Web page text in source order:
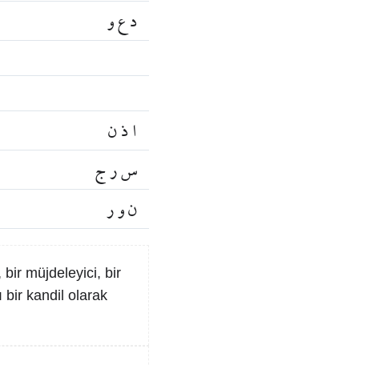
د ع و
ا ذ ن
س ر ج
ن و ر
bir müjdeleyici, bir
bir kandil olarak